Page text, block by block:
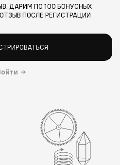
ДАРИМ ПО 100 БОНУСНЫХ
ПОСЛЕ РЕГИСТРАЦИИ
→